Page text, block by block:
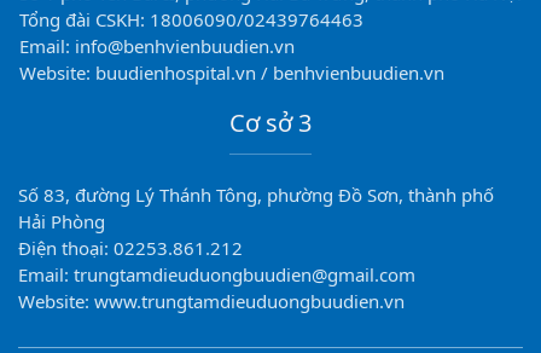
Tổng đài CSKH: 18006090/02439764463
Email: info@benhvienbuudien.vn
Website: buudienhospital.vn / benhvienbuudien.vn
Cơ sở 3
Số 83, đường Lý Thánh Tông, phường Đồ Sơn, thành phố
Hải Phòng
Điện thoại: 02253.861.212
Email: trungtamdieuduongbuudien@gmail.com
Website: www.trungtamdieuduongbuudien.vn